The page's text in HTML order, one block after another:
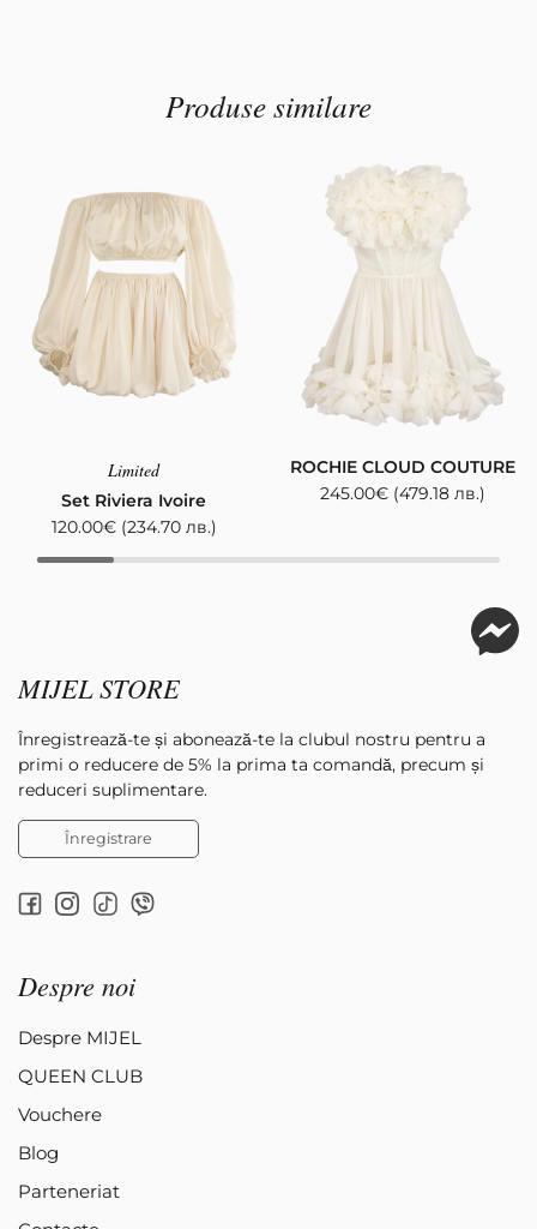
Produse similare
Limited
Set Riviera Ivoire
120.00€ (234.70 лв.)
ROCHIE CLOUD COUTURE
245.00€ (479.18 лв.)
MIJEL STORE
Înregistrează-te și abonează-te la clubul nostru pentru a
primi o reducere de 5% la prima ta comandă, precum și
reduceri suplimentare.
Înregistrare
Despre noi
Despre MIJEL
QUEEN CLUB
Vouchere
Blog
Parteneriat